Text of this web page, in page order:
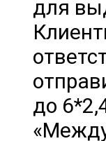
для
до